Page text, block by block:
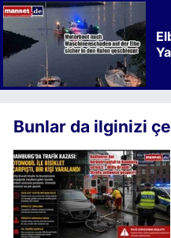
Bunlar da ilginizi